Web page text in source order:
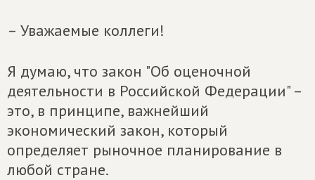
– Уважаемые коллеги!
Я думаю, что закон "Об оценочной
деятельности в Российской Федерации" –
это, в принципе, важнейший
экономический закон, который
определяет рыночное планирование в
любой стране.